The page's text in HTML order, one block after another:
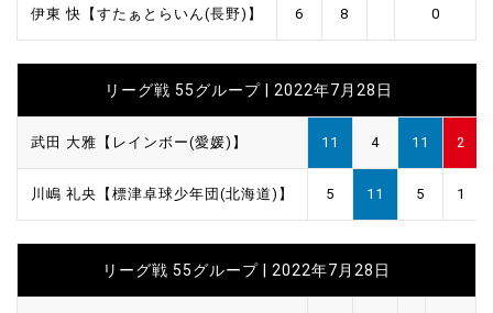
伊東 快【すたぁとらいん(長野)】 6 8 0
リーグ戦 55グループ | 2022年7月28日
武田 大雅【レインボー(愛媛)】 11 4 11 2
川嶋 礼央【標津卓球少年団(北海道)】 5 11 5 1
リーグ戦 55グループ | 2022年7月28日